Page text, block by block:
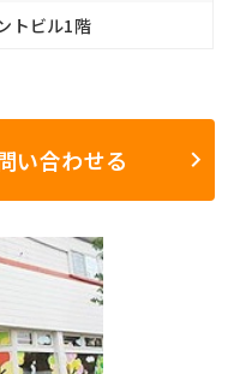
トビル1階
い合わせる